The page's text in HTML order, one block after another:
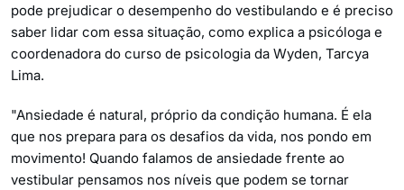
pode prejudicar o desempenho do vestibulando e é preciso
saber lidar com essa situação, como explica a psicóloga e
coordenadora do curso de psicologia da Wyden, Tarcya
Lima.
"Ansiedade é natural, próprio da condição humana. É ela
que nos prepara para os desafios da vida, nos pondo em
movimento! Quando falamos de ansiedade frente ao
vestibular pensamos nos níveis que podem se tornar